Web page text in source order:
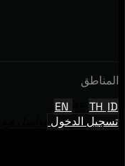
المناطق
EN
TH ID
تسجيل الدخول